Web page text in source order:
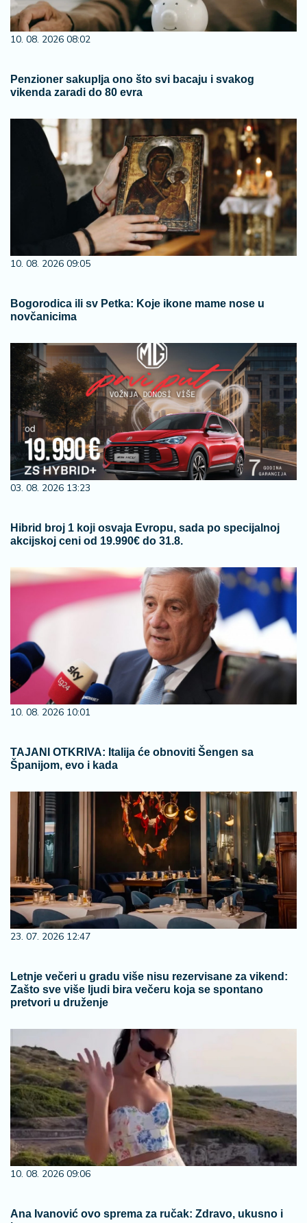
10. 08. 2026 08:02
Penzioner sakuplja ono što svi bacaju i svakog
vikenda zaradi do 80 evra
10. 08. 2026 09:05
Bogorodica ili sv Petka: Koje ikone mame nose u
novčanicima
03. 08. 2026 13:23
Hibrid broj 1 koji osvaja Evropu, sada po specijalnoj
akcijskoj ceni od 19.990€ do 31.8.
10. 08. 2026 10:01
TAJANI OTKRIVA: Italija će obnoviti Šengen sa
Španijom, evo i kada
23. 07. 2026 12:47
Letnje večeri u gradu više nisu rezervisane za vikend:
Zašto sve više ljudi bira večeru koja se spontano
pretvori u druženje
10. 08. 2026 09:06
Ana Ivanović ovo sprema za ručak: Zdravo, ukusno i